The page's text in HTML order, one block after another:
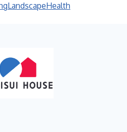
LandscapeHealth